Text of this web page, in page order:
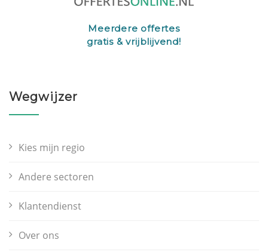
Meerdere offertes
gratis & vrijblijvend!
Wegwijzer
Kies mijn regio
Andere sectoren
Klantendienst
Over ons